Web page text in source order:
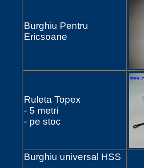
Burghiu Pentru
Ericsoane
Ruleta Topex
- 5 metri
- pe stoc
Burghiu universal HSS